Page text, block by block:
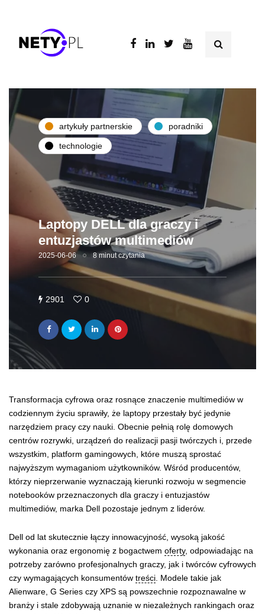
artykuły partnerskie poradniki
technologie
Laptopy DELL dla graczy i
entuzjastów multimediów
2025-06-06 8 minut czytania
2901 0
Transformacja cyfrowa oraz rosnące znaczenie multimediów w
codziennym życiu sprawiły, że laptopy przestały być jedynie
narzędziem pracy czy nauki. Obecnie pełnią rolę domowych
centrów rozrywki, urządzeń do realizacji pasji twórczych i, przede
wszystkim, platform gamingowych, które muszą sprostać
najwyższym wymaganiom użytkowników. Wśród producentów,
którzy nieprzerwanie wyznaczają kierunki rozwoju w segmencie
notebooków przeznaczonych dla graczy i entuzjastów
multimediów, marka Dell pozostaje jednym z liderów.
Dell od lat skutecznie łączy innowacyjność, wysoką jakość
wykonania oraz ergonomię z bogactwem oferty, odpowiadając na
potrzeby zarówno profesjonalnych graczy, jak i twórców cyfrowych
czy wymagających konsumentów treści. Modele takie jak
Alienware, G Series czy XPS są powszechnie rozpoznawalne w
branży i stale zdobywają uznanie w niezależnych rankingach oraz